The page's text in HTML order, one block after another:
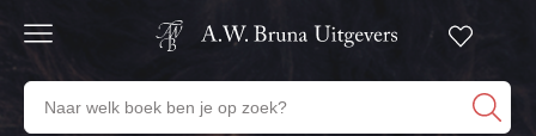
Gratis
verzending
23:00
Zoeken
naar